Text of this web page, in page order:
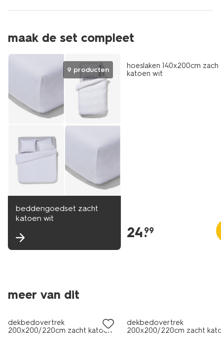
maak de set compleet
9 producten
beddengoedset zacht
katoen wit
hoeslaken 140x200cm
katoen wit
24.
99
meer van dit
dekbedovertrek
200x200/220cm zacht katoen
dekbedovertrek
200x200/220cm zacht